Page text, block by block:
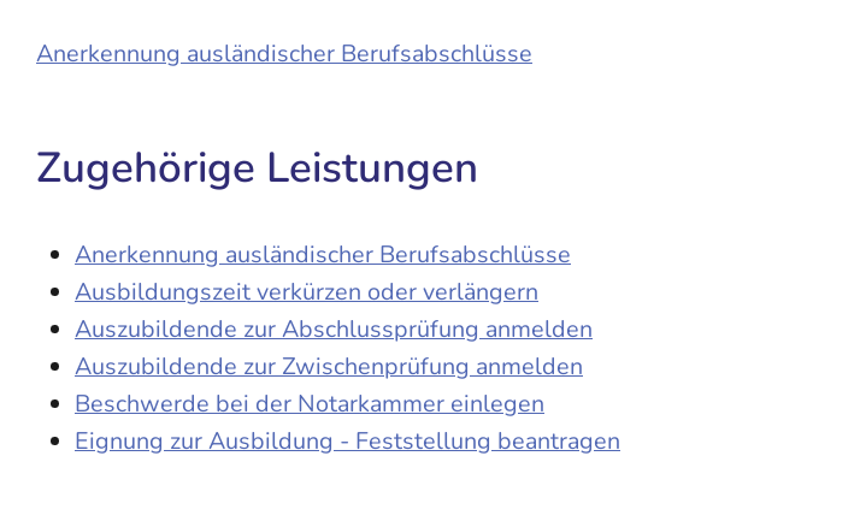
Anerkennung ausländischer Berufsabschlüsse
Zugehörige Leistungen
Anerkennung ausländischer Berufsabschlüsse
Ausbildungszeit verkürzen oder verlängern
Auszubildende zur Abschlussprüfung anmelden
Auszubildende zur Zwischenprüfung anmelden
Beschwerde bei der Notarkammer einlegen
Eignung zur Ausbildung - Feststellung beantragen